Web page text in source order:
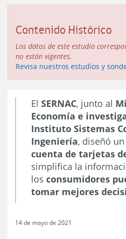
Contenido Histórico
Los datos de este estudio
no están vigentes.
Revisa nuestros estudios y
El SERNAC, junto al
Economía e
Instituto Sistemas
Ingeniería, diseñó un
cuenta de tarjetas
simplifica la
los consumidores
tomar mejores
14 de mayo de 2021